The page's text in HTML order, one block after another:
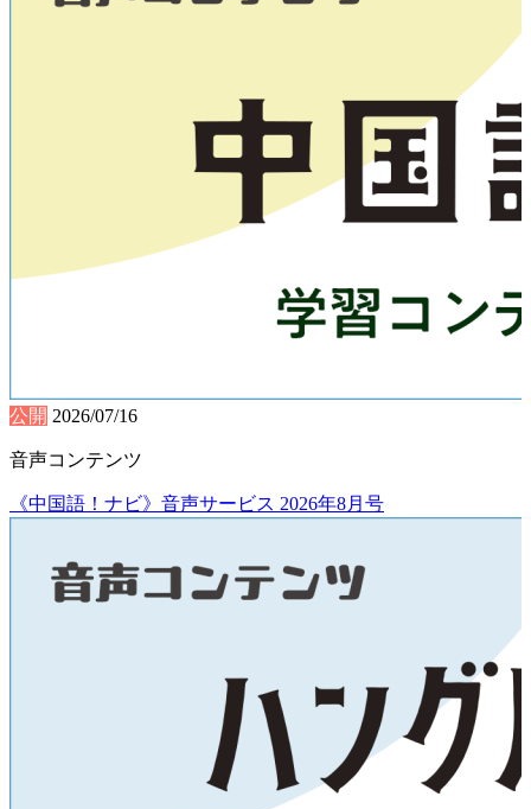
公開 2026/07/16
音声コンテンツ
《中国語！ナビ》音声サービス 2026年8月号